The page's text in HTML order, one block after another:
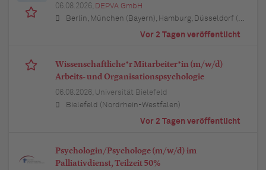
06.08.2026, DEPVA GmbH
Berlin, München (Bayern), Hamburg, Düsseldorf (Nordrhein-Westfalen), Köln (Nordrhein-Westfalen), Essen (Nordrhein-Westfalen), Dortmund (Nordrhein-Westfalen), Stuttgart (Baden-Württemberg), Heilbronn (Baden-Württemberg), Hannover (Niedersachsen), Rostock (Mecklenburg-Vorpommern), Kiel (Schleswig-Holstein), Augsburg (Bayern), Nürnberg (Bayern), Frankfurt am Main (Hessen), Bremen, Schwerin (Mecklenburg-Vorpommern), Mainz (Rheinland-Pfalz), Saarbrücken (Saarland), Dresden (Sachsen), Magdeburg (Sachsen-Anhalt), Potsdam (Brandenburg), Erfurt (Thüringen), Würzburg (Bayern), Heilbronn (Baden-Württemberg), Leipzig (Sachsen)
Vor 2 Tagen veröffentlicht
Wissenschaftliche*r Mitarbeiter*in (m/w/d)
Arbeits- und Organisationspsychologie
06.08.2026, Universität Bielefeld
Bielefeld (Nordrhein-Westfalen)
Vor 2 Tagen veröffentlicht
Psychologin/Psychologe (m/w/d) im
Palliativdienst, Teilzeit 50%